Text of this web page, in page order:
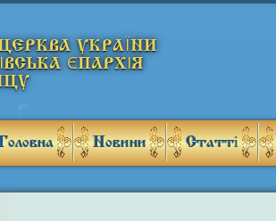
УКРАЇНИ
ЄПАРХІЯ
Новини Статті